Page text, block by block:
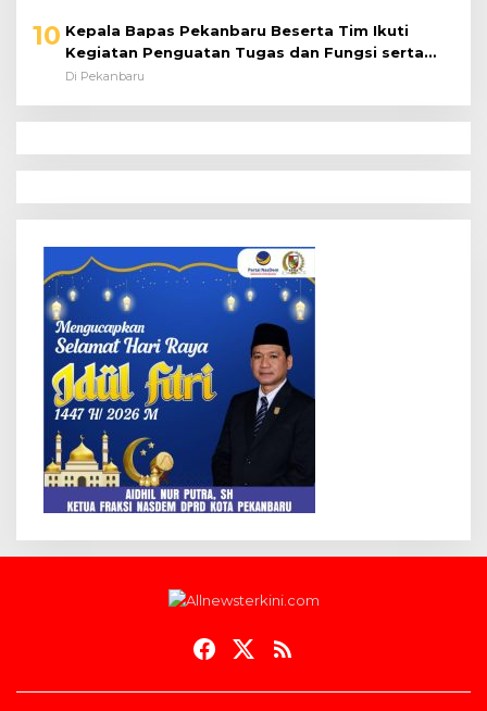
10 Kepala Bapas Pekanbaru Beserta Tim Ikuti
Kegiatan Penguatan Tugas dan Fungsi serta
Paparan Penempatan WBP ke Lapas Terbuka
Di Pekanbaru